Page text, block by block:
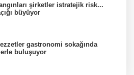
şirketler istratejik risk...
büyüyor
gastronomi sokağında
buluşuyor